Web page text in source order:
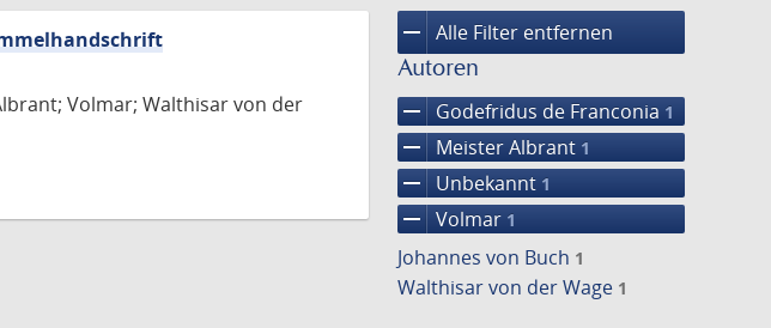
remove Alle Filter entfernen
Autoren
remove Godefridus de Franconia 1
remove Meister Albrant 1
remove Unbekannt 1
remove Volmar 1
Johannes von Buch 1
Walthisar von der Wage 1
Volmar; Walthisar von der